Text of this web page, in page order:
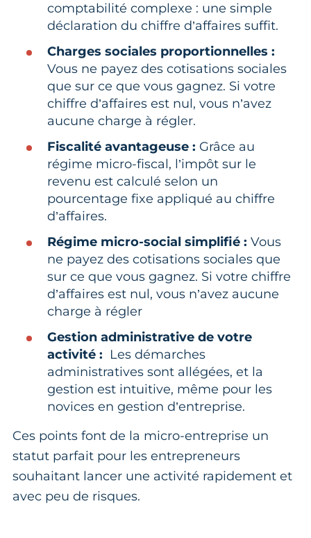
comptabilité complexe : une simple
déclaration du chiffre d’affaires suffit.
Charges sociales proportionnelles :
Vous ne payez des cotisations sociales
que sur ce que vous gagnez. Si votre
chiffre d’affaires est nul, vous n’avez
aucune charge à régler.
Fiscalité avantageuse : Grâce au
régime micro-fiscal, l’impôt sur le
revenu est calculé selon un
pourcentage fixe appliqué au chiffre
d’affaires.
Régime micro-social simplifié : Vous
ne payez des cotisations sociales que
sur ce que vous gagnez. Si votre chiffre
d’affaires est nul, vous n’avez aucune
charge à régler
Gestion administrative de votre
activité : Les démarches
administratives sont allégées, et la
gestion est intuitive, même pour les
novices en gestion d’entreprise.
Ces points font de la micro-entreprise un
statut parfait pour les entrepreneurs
souhaitant lancer une activité rapidement et
avec peu de risques.